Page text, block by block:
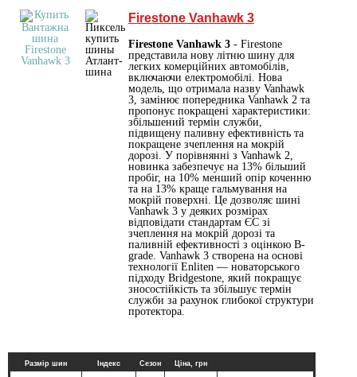
Firestone Vanhawk 3
Firestone Vanhawk 3 - Firestone
представила нову літню шину для
легких комерційних автомобілів,
включаючи електромобілі. Нова
модель, що отримала назву Vanhawk
3, замінює попередника Vanhawk 2 та
пропонує покращені характеристики:
збільшений термін служби,
підвищену паливну ефективність та
покращене зчеплення на мокрій
дорозі. У порівнянні з Vanhawk 2,
новинка забезпечує на 13% більший
пробіг, на 10% менший опір коченню
та на 13% краще гальмування на
мокрій поверхні. Це дозволяє шині
Vanhawk 3 у деяких розмірах
відповідати стандартам ЄС зі
зчеплення на мокрій дорозі та
паливній ефективності з оцінкою B-
grade. Vanhawk 3 створена на основі
технології Enliten — новаторського
підходу Bridgestone, який покращує
зносостійкість та збільшує термін
служби за рахунок глибокої структури
протектора.
Размір шин Індекс Сезон Ціна, грн